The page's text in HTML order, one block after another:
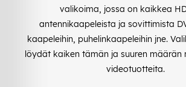
valikoima, jossa on kaikkea
antennikaapeleista ja sovittimista
kaapeleihin, puhelinkaapeleihin jne.
löydät kaiken tämän ja suuren määrän
videotuotteita.